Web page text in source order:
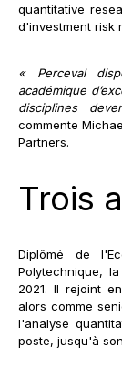
quantitative
d'investment risk
« Perceval
académique
disciplines
commente
Partners.
Trois
Diplômé de
Polytechnique,
2021. Il rejoint
alors comme
l'analyse
poste, jusqu'à